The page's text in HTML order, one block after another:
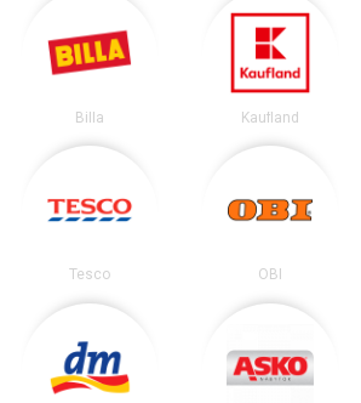
Billa Kaufland
Tesco OBI